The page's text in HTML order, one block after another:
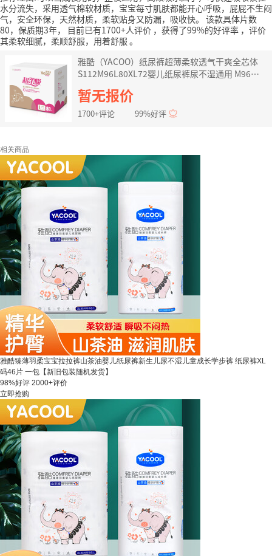
水分流失，采用透气棉软材质，宝宝每寸肌肤都能开心呼吸，屁屁不生闷
气，安全环保，天然材质，柔软贴身又防漏，吸收快。 该款具体片数
80，保质期3年，
目前已有1700+人评价 ，获得了99%的好评率 ，评价
其柔软细腻，柔顺舒服，用着舒服 。
雅酷（YACOO）纸尿裤超薄柔软透气干爽全芯体
S112M96L80XL72婴儿纸尿裤尿不湿通用 M96片
（12斤-22斤）
暂无报价
1700+评论 99%好评
相关商品
雅酷臻薄羽柔宝宝拉拉裤山茶油婴儿纸尿裤新生儿尿不湿儿童成长学步裤 纸尿裤XL
码46片 一包【新旧包装随机发货】
98%好评 2000+评价
立即抢购